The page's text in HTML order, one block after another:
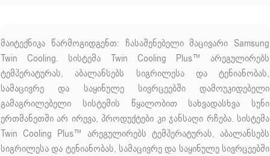
მაიტექნიკა წარმოგიდგენთ: ჩასაშენებელი მაცივარი Samsung
Twin Cooling. სისტემა Twin Cooling Plus™ არეგულირებს
ტემპერატურას, აბალანსებს სიგრილესა და ტენიანობას,
სამაცივრე და საყინულე სივრცეებში დამოუკიდებელი
გამაგრილებელი სისტემის წყალობით სახვადასხვა სუნი
ერთმანეთში არ ირევა, პროდუქტები კი ჯანსაღი რჩება. სისტემა
Twin Cooling Plus™ არეგულირებს ტემპერატურას, აბალანსებს
სიგრილესა და ტენიანობას, სამაცივრე და საყინულე სივრცეებში